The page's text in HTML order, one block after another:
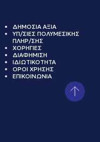
ΔΗΜΟΣΙΑ ΑΞΙΑ
ΥΠ/ΣΙΕΣ ΠΟΛΥΜΕΣΙΚΗΣ
ΠΛΗΡ/ΣΗΣ
ΧΟΡΗΓΙΕΣ
ΔΙΑΦΗΜΙΣΗ
ΙΔΙΩΤΙΚΟΤΗΤΑ
ΟΡΟΙ ΧΡΗΣΗΣ
ΕΠΙΚΟΙΝΩΝΙΑ